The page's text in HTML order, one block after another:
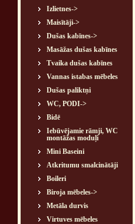
Izlietnes->
Maisītāji->
Dušas kabīnes->
Masāžas dušas kabīnes
Tvaika dušas kabīnes
Vannas istabas mēbeles
Dušas paliktņi
WC, PODI->
Bidē
Iebūvējamie rāmji, WC
montāžas moduļi
Mini Baseini
Atkritumu smalcinātāji
Boileri
Biroja mēbeles->
Metāla durvis
Virtuves mēbeles